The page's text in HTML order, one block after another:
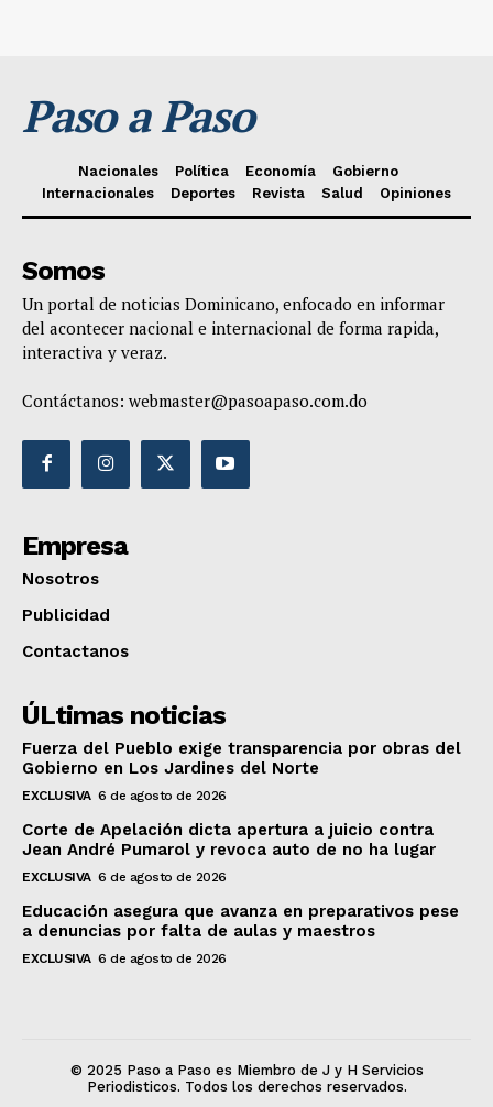
Paso a Paso
Nacionales Política Economía
Gobierno
Internacionales
Deportes Revista Salud Opiniones
Somos
Un portal de noticias Dominicano, enfocado en informar
del acontecer nacional e internacional de forma rapida,
interactiva y veraz.
Contáctanos: webmaster@pasoapaso.com.do
Empresa
Nosotros
Publicidad
Contactanos
ÚLtimas noticias
Fuerza del Pueblo exige transparencia por obras del
Gobierno en Los Jardines del Norte
EXCLUSIVA 6 de agosto de 2026
Corte de Apelación dicta apertura a juicio contra
Jean André Pumarol y revoca auto de no ha lugar
EXCLUSIVA 6 de agosto de 2026
Educación asegura que avanza en preparativos pese
a denuncias por falta de aulas y maestros
EXCLUSIVA 6 de agosto de 2026
© 2025 Paso a Paso es Miembro de J y H Servicios
Periodisticos. Todos los derechos reservados.